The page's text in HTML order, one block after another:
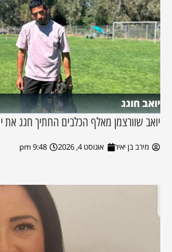
יואב חוגג
יואב שוורצמן מאלף הכלבים החתיך חגג את
מירב בן יאיר אוגוסט 4, 2026 9:48 pm